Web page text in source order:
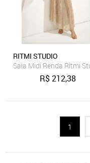
RITMI STUDIO
Saia Midi Renda Ritmi
R$212,38
1